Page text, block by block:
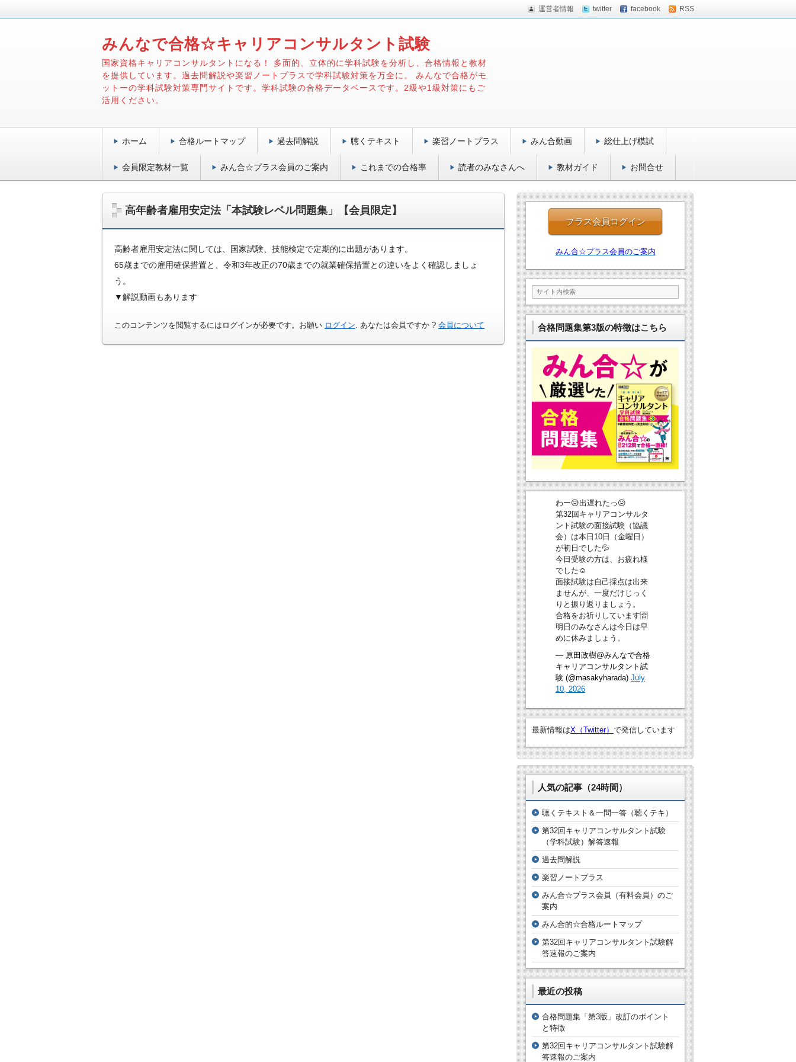
運営者情報 twitter facebook RSS
みんなで合格☆キャリアコンサルタント試験
国家資格キャリアコンサルタントになる！ 多面的、立体的に学科試験を分析し、合格情報と教材
を提供しています。過去問解説や楽習ノートプラスで学科試験対策を万全に。 みんなで合格がモ
ットーの学科試験対策専門サイトです。学科試験の合格データベースです。2級や1級対策にもご
活用ください。
ホーム 合格ルートマップ 過去問解説 聴くテキスト 楽習ノートプラス みん合動画 総仕上げ模試
会員限定教材一覧 みん合☆プラス会員のご案内 これまでの合格率 読者のみなさんへ 教材ガイド お問合せ
高年齢者雇用安定法「本試験レベル問題集」【会員限定】
高齢者雇用安定法に関しては、国家試験、技能検定で定期的に出題があります。
65歳までの雇用確保措置と、令和3年改正の70歳までの就業確保措置との違いをよく確認しましょ
う。
▼解説動画もあります
このコンテンツを閲覧するにはログインが必要です。お願い ログイン. あなたは会員ですか ? 会員について
プラス会員ログイン
みん合☆プラス会員のご案内
合格問題集第3版の特徴はこちら
わー😥出遅れたっ😥
第32回キャリアコンサルタ
ント試験の面接試験（協議
会）は本日10日（金曜日）
が初日でした💦
今日受験の方は、お疲れ様
でした☺
面接試験は自己採点は出来
ませんが、一度だけじっく
りと振り返りましょう。
合格をお祈りしています🈴
明日のみなさんは今日は早
めに休みましょう。
— 原田政樹@みんなで合格
キャリアコンサルタント試
験 (@masakyharada) July
10, 2026
最新情報はX（Twitter） で発信しています
人気の記事（24時間）
聴くテキスト＆一問一答（聴くテキ）
第32回キャリアコンサルタント試験
（学科試験）解答速報
過去問解説
楽習ノートプラス
みん合☆プラス会員（有料会員）のご
案内
みん合的☆合格ルートマップ
第32回キャリアコンサルタント試験解
答速報のご案内
最近の投稿
合格問題集「第3版」改訂のポイント
と特徴
第32回キャリアコンサルタント試験解
答速報のご案内